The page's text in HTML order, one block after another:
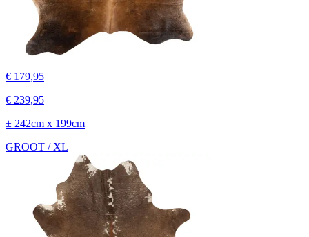
€ 179,95
€ 239,95
± 242cm x 199cm
GROOT / XL